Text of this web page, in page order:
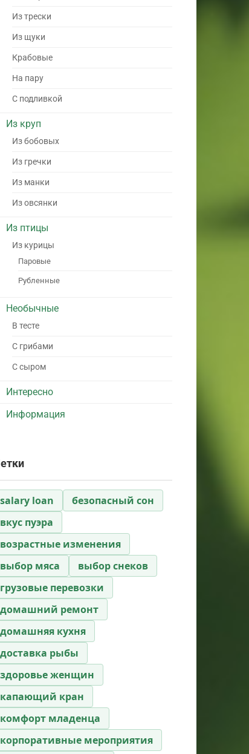
Из трески
Из щуки
Крабовые
На пару
С подливкой
Из круп
Из бобовых
Из гречки
Из манки
Из овсянки
Из птицы
Из курицы
Паровые
Рубленные
Необычные
В тесте
С грибами
С сыром
Интересно
Информация
salary loan
безопасный сон
вкус пуэра
возрастные изменения
выбор мяса
выбор снеков
грузовые перевозки
домашний ремонт
домашняя кухня
доставка рыбы
здоровье женщин
капающий кран
комфорт младенца
корпоративные мероприятия